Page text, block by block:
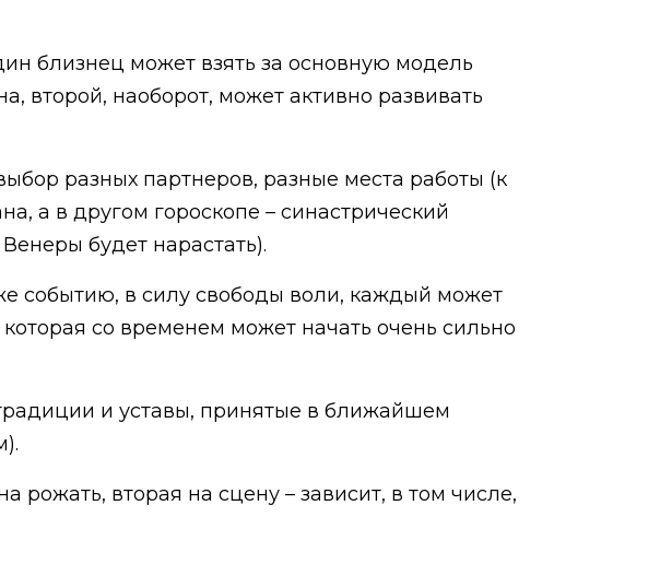
близнец может взять за основную модель
второй, наоборот, может активно развивать
разных партнеров, разные места работы (к
а в другом гороскопе – синастрический
будет нарастать).
событию, в силу свободы воли, каждый может
со временем может начать очень сильно
и уставы, принятые в ближайшем
вторая на сцену – зависит, в том числе,